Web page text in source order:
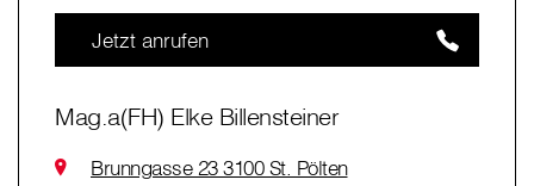
Jetzt anrufen
Mag.a(FH) Elke Billensteiner
Brunngasse 23 3100 St. Pölten